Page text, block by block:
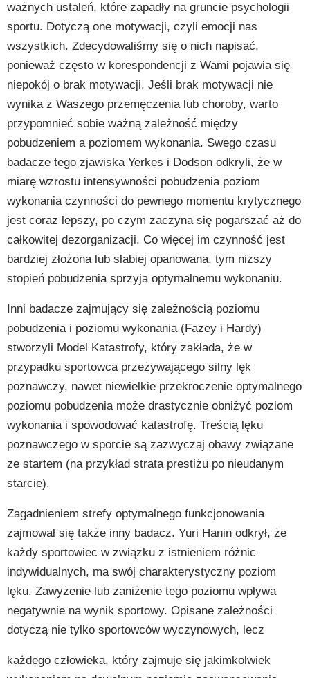
ważnych ustaleń, które zapadły na gruncie psychologii
sportu. Dotyczą one motywacji, czyli emocji nas
wszystkich. Zdecydowaliśmy się o nich napisać,
ponieważ często w korespondencji z Wami pojawia się
niepokój o brak motywacji. Jeśli brak motywacji nie
wynika z Waszego przemęczenia lub choroby, warto
przypomnieć sobie ważną zależność między
pobudzeniem a poziomem wykonania. Swego czasu
badacze tego zjawiska Yerkes i Dodson odkryli, że w
miarę wzrostu intensywności pobudzenia poziom
wykonania czynności do pewnego momentu krytycznego
jest coraz lepszy, po czym zaczyna się pogarszać aż do
całkowitej dezorganizacji. Co więcej im czynność jest
bardziej złożona lub słabiej opanowana, tym niższy
stopień pobudzenia sprzyja optymalnemu wykonaniu.
Inni badacze zajmujący się zależnością poziomu
pobudzenia i poziomu wykonania (Fazey i Hardy)
stworzyli Model Katastrofy, który zakłada, że w
przypadku sportowca przeżywającego silny lęk
poznawczy, nawet niewielkie przekroczenie optymalnego
poziomu pobudzenia może drastycznie obniżyć poziom
wykonania i spowodować katastrofę. Treścią lęku
poznawczego w sporcie są zazwyczaj obawy związane
ze startem (na przykład strata prestiżu po nieudanym
starcie).
Zagadnieniem strefy optymalnego funkcjonowania
zajmował się także inny badacz. Yuri Hanin odkrył, że
każdy sportowiec w związku z istnieniem różnic
indywidualnych, ma swój charakterystyczny poziom
lęku. Zawyżenie lub zaniżenie tego poziomu wpływa
negatywnie na wynik sportowy. Opisane zależności
dotyczą nie tylko sportowców wyczynowych, lecz
każdego człowieka, który zajmuje się jakimkolwiek